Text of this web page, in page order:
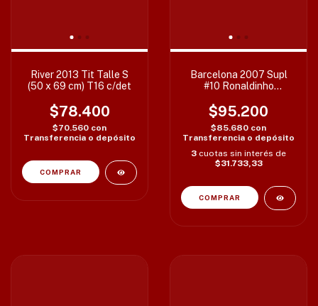
River 2013 Tit Talle S
(50 x 69 cm) T16 c/det
$78.400
$70.560 con
Transferencia o depósito
Barcelona 2007 Supl
#10 Ronaldinho
$95.200
$85.680 con
Transferencia o depósito
3 cuotas sin interés de
$31.733,33
COMPRAR